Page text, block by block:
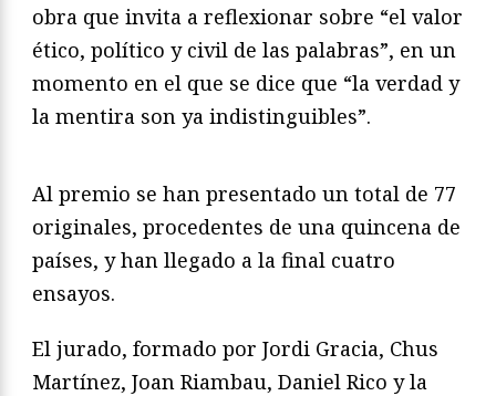
obra que invita a reflexionar sobre “el valor
ético, político y civil de las palabras”, en un
momento en el que se dice que “la verdad y
la mentira son ya indistinguibles”.
Al premio se han presentado un total de 77
originales, procedentes de una quincena de
países, y han llegado a la final cuatro
ensayos.
El jurado, formado por Jordi Gracia, Chus
Martínez, Joan Riambau, Daniel Rico y la